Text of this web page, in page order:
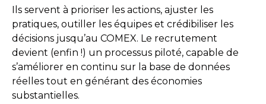
Ils servent à prioriser les actions, ajuster les
pratiques, outiller les équipes et crédibiliser les
décisions jusqu’au COMEX. Le recrutement
devient (enfin !) un processus piloté, capable de
s’améliorer en continu sur la base de données
réelles tout en générant des économies
substantielles.